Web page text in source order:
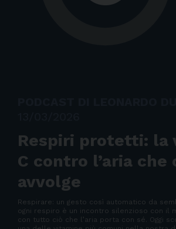
Respiri protetti: la
C contro l’aria che
avvolge
Respirare: un gesto così automatico da
ogni respiro è un incontro silenzioso con il
con tutto ciò che l’aria porta con sé. Oggi